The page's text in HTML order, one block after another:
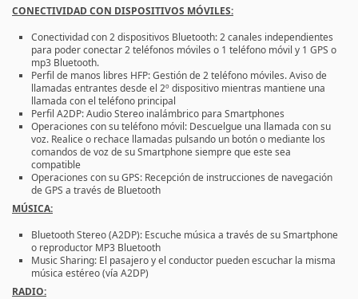
CONECTIVIDAD CON DISPOSITIVOS MÓVILES:
Conectividad con 2 dispositivos Bluetooth: 2 canales independientes
para poder conectar 2 teléfonos móviles o 1 teléfono móvil y 1 GPS o
mp3 Bluetooth.
Perfil de manos libres HFP: Gestión de 2 teléfono móviles. Aviso de
llamadas entrantes desde el 2º dispositivo mientras mantiene una
llamada con el teléfono principal
Perfil A2DP: Audio Stereo inalámbrico para Smartphones
Operaciones con su teléfono móvil: Descuelgue una llamada con su
voz. Realice o rechace llamadas pulsando un botón o mediante los
comandos de voz de su Smartphone siempre que este sea
compatible
Operaciones con su GPS: Recepción de instrucciones de navegación
de GPS a través de Bluetooth
MÚSICA:
Bluetooth Stereo (A2DP): Escuche música a través de su Smartphone
o reproductor MP3 Bluetooth
Music Sharing: El pasajero y el conductor pueden escuchar la misma
música estéreo (vía A2DP)
RADIO: